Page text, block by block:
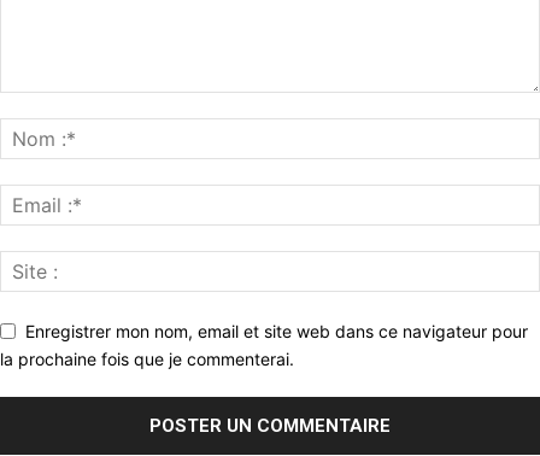
Enregistrer mon nom, email et site web dans ce navigateur pour
la prochaine fois que je commenterai.